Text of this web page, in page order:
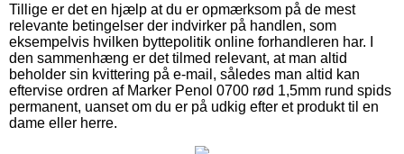
Tillige er det en hjælp at du er opmærksom på de mest
relevante betingelser der indvirker på handlen, som
eksempelvis hvilken byttepolitik online forhandleren har. I
den sammenhæng er det tilmed relevant, at man altid
beholder sin kvittering på e-mail, således man altid kan
eftervise ordren af Marker Penol 0700 rød 1,5mm rund spids
permanent, uanset om du er på udkig efter et produkt til en
dame eller herre.